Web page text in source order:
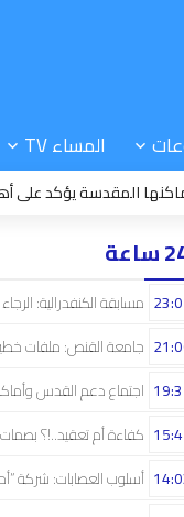
المساء TV
يؤكد على أهمية دور
مسابقة الكنفدرالية:
جامعة القنص: ملفات
اجتماع دعم القدس
كفاءة أم تعقيد..!؟ بصمات
أسلوب العصابات: شركة